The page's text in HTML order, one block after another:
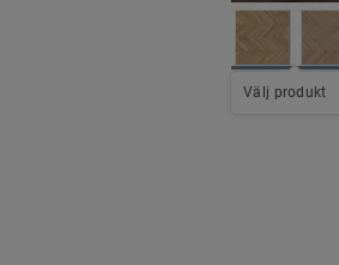
Välj produkt